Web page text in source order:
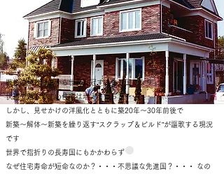
戦後の焼け野原から世界に冠する先進国になり
快適で過しやすい住宅は増えていった･･･？
しかし、見せかけの洋風化とともに築20年～30年前後で
新築～解体～新築を繰り返す“スクラップ＆ビルド”が謳歌する現況
です
世界で指折りの長寿国にもかかわらず
なぜ住宅寿命が短命なのか？・・・不思議な先進国？・・・ なの